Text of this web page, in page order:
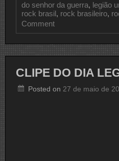
do senhor da guerra, legião
rock brasil, rock brasileiro,
Commenton
CLIPE
LEGIÃO
CLIPE DO DIA
Posted on 27 de maio de